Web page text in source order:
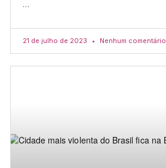
…
21 de julho de 2023 Nenhum comentário